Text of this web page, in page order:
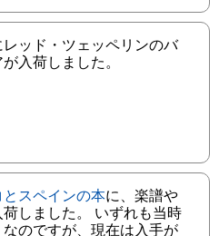
レッド・ツェッペリンのバ
入荷しました。
とスペインの本に、楽譜や
しました。 いずれも当時
のですが、現在は入手が